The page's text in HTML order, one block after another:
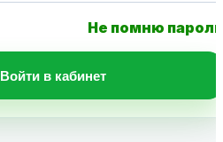
Не помню пароль
Войти в кабинет